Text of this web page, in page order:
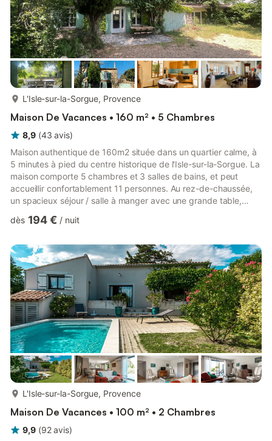
L'Isle-sur-la-Sorgue, Provence
Maison De Vacances • 160 m² • 5 Chambres
8,9 (43 avis)
Maison authentique de 160m2 située dans un quartier calme, à
5 minutes à pied du centre historique de l'Isle-sur-la-Sorgue. La
maison comporte 5 chambres et 3 salles de bains, et peut
accueillir confortablement 11 personnes. Au rez-de-chaussée,
un spacieux séjour / salle à manger avec une grande table,
salle de bain rénovée cette année avec douche à l'italienne. 2
étage. La cuisine est séparée entièrement équipée. La maison
dispose en outre d'un jardin de 800m2, équipée ...
dès 194 € / nuit
L'Isle-sur-la-Sorgue, Provence
Maison De Vacances • 100 m² • 2 Chambres
9,9 (92 avis)